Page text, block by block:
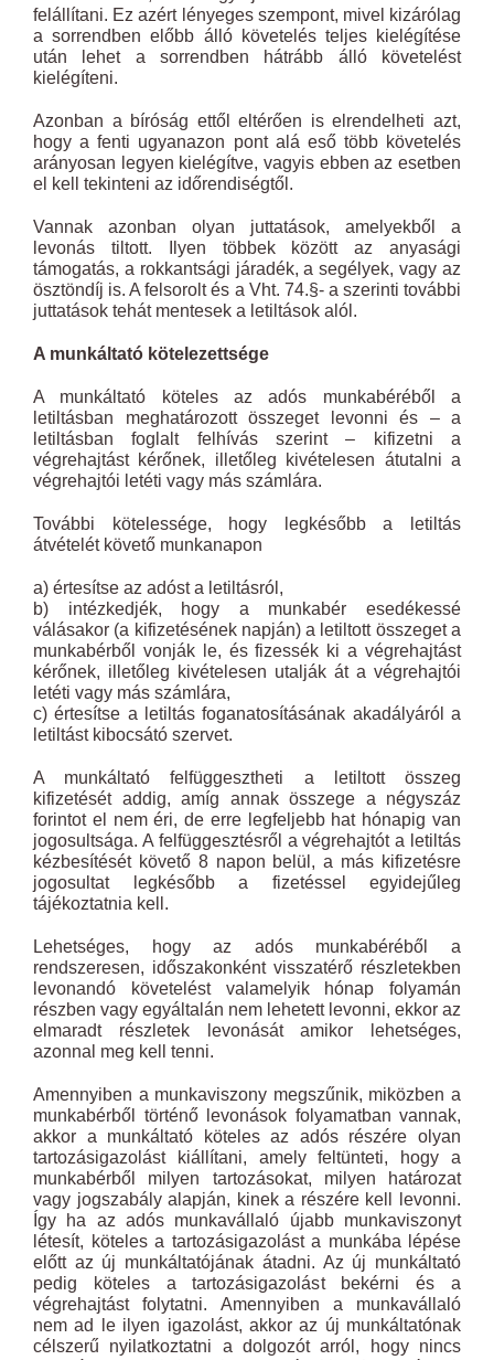
felállítani. Ez azért lényeges szempont, mivel kizárólag
a sorrendben előbb álló követelés teljes kielégítése
után lehet a sorrendben hátrább álló követelést
kielégíteni.
Azonban a bíróság ettől eltérően is elrendelheti azt,
hogy a fenti ugyanazon pont alá eső több követelés
arányosan legyen kielégítve, vagyis ebben az esetben
el kell tekinteni az időrendiségtől.
Vannak azonban olyan juttatások, amelyekből a
levonás tiltott. Ilyen többek között az anyasági
támogatás, a rokkantsági járadék, a segélyek, vagy az
ösztöndíj is. A felsorolt és a Vht. 74.§- a szerinti további
juttatások tehát mentesek a letiltások alól.
A munkáltató kötelezettsége
A munkáltató köteles az adós munkabéréből a
letiltásban meghatározott összeget levonni és – a
letiltásban foglalt felhívás szerint – kifizetni a
végrehajtást kérőnek, illetőleg kivételesen átutalni a
végrehajtói letéti vagy más számlára.
További kötelessége, hogy legkésőbb a letiltás
átvételét követő munkanapon
a) értesítse az adóst a letiltásról,
b) intézkedjék, hogy a munkabér esedékessé
válásakor (a kifizetésének napján) a letiltott összeget a
munkabérből vonják le, és fizessék ki a végrehajtást
kérőnek, illetőleg kivételesen utalják át a végrehajtói
letéti vagy más számlára,
c) értesítse a letiltás foganatosításának akadályáról a
letiltást kibocsátó szervet.
A munkáltató felfüggesztheti a letiltott összeg
kifizetését addig, amíg annak összege a négyszáz
forintot el nem éri, de erre legfeljebb hat hónapig van
jogosultsága. A felfüggesztésről a végrehajtót a letiltás
kézbesítését követő 8 napon belül, a más kifizetésre
jogosultat legkésőbb a fizetéssel egyidejűleg
tájékoztatnia kell.
Lehetséges, hogy az adós munkabéréből a
rendszeresen, időszakonként visszatérő részletekben
levonandó követelést valamelyik hónap folyamán
részben vagy egyáltalán nem lehetett levonni, ekkor az
elmaradt részletek levonását amikor lehetséges,
azonnal meg kell tenni.
Amennyiben a munkaviszony megszűnik, miközben a
munkabérből történő levonások folyamatban vannak,
akkor a munkáltató köteles az adós részére olyan
tartozásigazolást kiállítani, amely feltünteti, hogy a
munkabérből milyen tartozásokat, milyen határozat
vagy jogszabály alapján, kinek a részére kell levonni.
Így ha az adós munkavállaló újabb munkaviszonyt
létesít, köteles a tartozásigazolást a munkába lépése
előtt az új munkáltatójának átadni. Az új munkáltató
pedig köteles a tartozásigazolást bekérni és a
végrehajtást folytatni. Amennyiben a munkavállaló
nem ad le ilyen igazolást, akkor az új munkáltatónak
célszerű nyilatkoztatni a dolgozót arról, hogy nincs